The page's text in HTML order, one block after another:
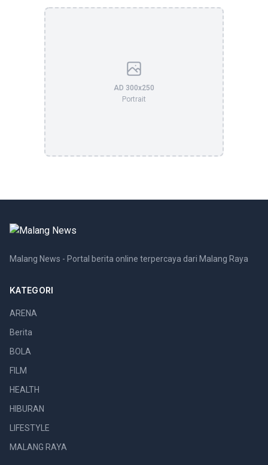
AD 300x250
Portrait
Malang News - Portal berita online terpercaya dari Malang Raya
KATEGORI
ARENA
Berita
BOLA
FILM
HEALTH
HIBURAN
LIFESTYLE
MALANG RAYA